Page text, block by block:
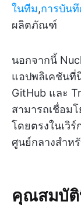
ในทีม,การบัน
ผลิตภัณฑ์
นอกจากนี้
แอปพลิเคชันที่
GitHub และ
สามารถเชื่อม
โดยตรงในเวิ
ศูนย์กลางสำ
คุณสมบัติ